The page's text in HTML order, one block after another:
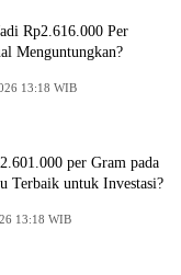
Rp2.616.000 Per
Menguntungkan?
Kamis, 30 Jul 2026 13:18 WIB
per Gram pada
Terbaik untuk Investasi?
Rabu, 29 Jul 2026 13:18 WIB